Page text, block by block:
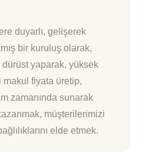
duyarlı, gelişerek
bir kuruluş olarak,
yaparak, yüksek
fiyata üretip,
zamanında sunarak
müşterilerimizi
elde etmek.